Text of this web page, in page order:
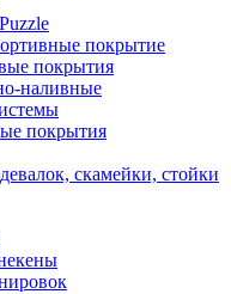
покрытие
покрытия
наливные
покрытия
скамейки, стойки